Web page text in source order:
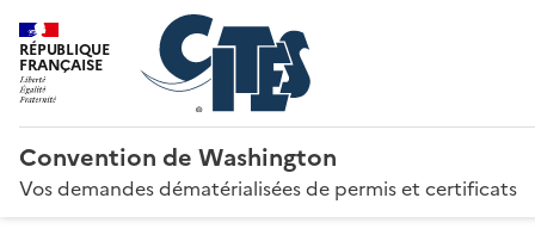
RÉPUBLIQUE
FRANÇAISE
Convention de Washington
Vos demandes dématérialisées de permis et certificats